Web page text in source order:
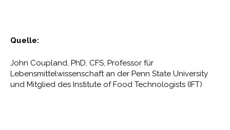
Quelle:
John Coupland, PhD, CFS, Professor für
Lebensmittelwissenschaft an der Penn State University
und Mitglied des Institute of Food Technologists (IFT)